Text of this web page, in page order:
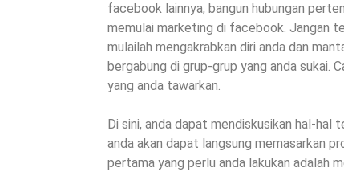
facebook lainnya, bangun hubungan
memulai marketing di facebook. Jangan
mulailah mengakrabkan diri anda dan
bergabung di grup-grup yang anda sukai.
yang anda tawarkan.
Di sini, anda dapat mendiskusikan hal-
anda akan dapat langsung memasarkan
pertama yang perlu anda lakukan adalah